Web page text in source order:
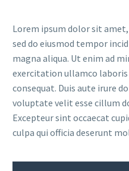
Lorem ipsum dolor sit
sed do eiusmod tempor
magna aliqua. Ut enim ad
exercitation ullamco laboris
consequat. Duis aute irure
voluptate velit esse cillum
Excepteur sint occaecat
culpa qui officia deserunt